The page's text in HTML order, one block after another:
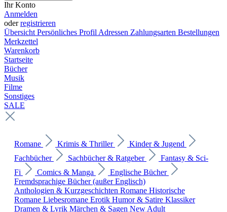
Ihr Konto
Anmelden
oderregistrieren
Übersicht Persönliches Profil Adressen Zahlungsarten Bestellungen
Merkzettel
Warenkorb
Startseite
Bücher
Musik
Filme
Sonstiges
SALE
Romane Krimis & Thriller
Kinder & Jugend
Fachbücher
Sachbücher & Ratgeber
Fantasy & Sci-
Fi
Comics & Manga
Englische Bücher
Fremdsprachige Bücher (außer Englisch)
Anthologien & Kurzgeschichten Romane Historische
Romane Liebesromane Erotik Humor & Satire Klassiker
Dramen & Lyrik Märchen & Sagen New Adult